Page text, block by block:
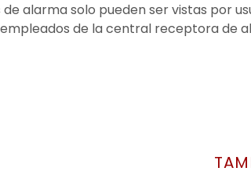
de alarma solo pueden ser vistas por
de la central receptora de